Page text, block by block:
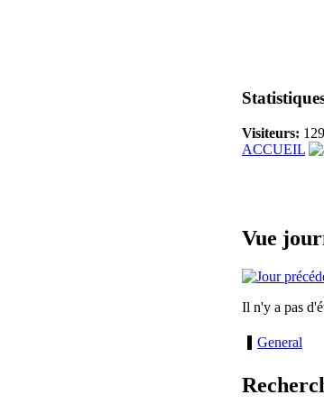
Visiteurs:
ACCUEIL
Vue
Il n'y a pas
General